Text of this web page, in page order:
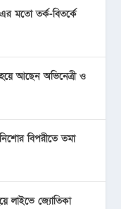
মতো তর্ক-বিতর্কে
আছেন অভিনেত্রী ও
বিপরীতে তমা
লাইভে জ্যোতিকা